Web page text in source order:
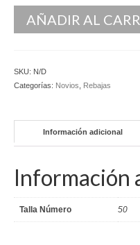
Pantalones y
Ponchos
Vestidos Midi
Vestidos Cortos
Tops
Trajes
Ceremonias
AÑADIR AL
SKU: N/D
Categorías: Novios Rebajas
Información adicional
Información
Talla Número 50